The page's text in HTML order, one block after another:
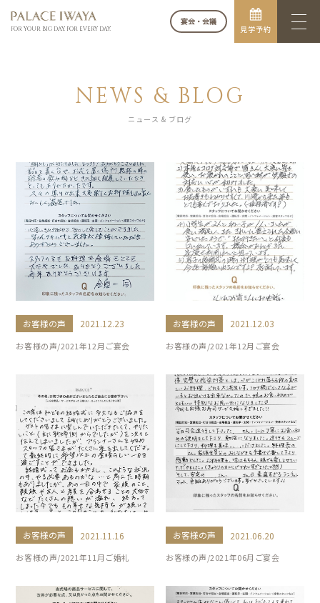
FOR YOUR BIG DAY. FOR EVERY DAY.
宴会・会議
見学予約
NEWS & BLOG
ニュース & ブログ
お客様の声 2021.12.23
お客様の声/2021年12月ご宴会
お客様の声 2021.12.03
お客様の声/2021年12月ご宴会
お客様の声 2021.11.16
お客様の声/2021年11月ご婚礼
お客様の声 2021.06.20
お客様の声/2021年06月ご宴会